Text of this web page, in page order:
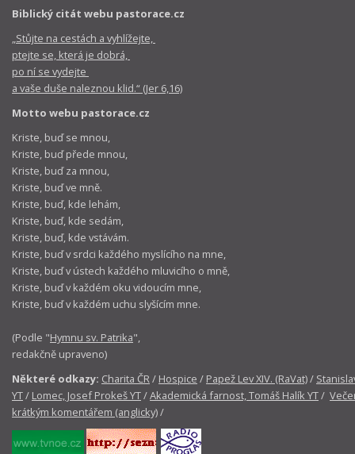
Biblický citát webu pastorace.cz
„Stůjte na cestách a vyhlížejte,
ptejte se, která je dobrá,
po ní se vydejte
a vaše duše naleznou klid.“ (Jer 6,16)
Motto webu pastorace.cz
Kriste, buď se mnou,
Kriste, buď přede mnou,
Kriste, buď za mnou,
Kriste, buď ve mně.
Kriste, buď, kde lehám,
Kriste, buď, kde sedám,
Kriste, buď, kde vstávám.
Kriste, buď v srdci každého myslícího na mne,
Kriste, buď v ústech každého mluvicího o mně,
Kriste, buď v každém oku vidoucím mne,
Kriste, buď v každém uchu slyšícím mne.
(Podle "Hymnu sv. Patrika",
redakčně upraveno)
Některé odkazy: Charita ČR / Hospice / Papež Lev XIV. (RaVat)/
YT/ Lomec, Josef Prokeš YT/Akademická farnost, Tomáš Halík YT/
krátkým komentářem (anglicky)/